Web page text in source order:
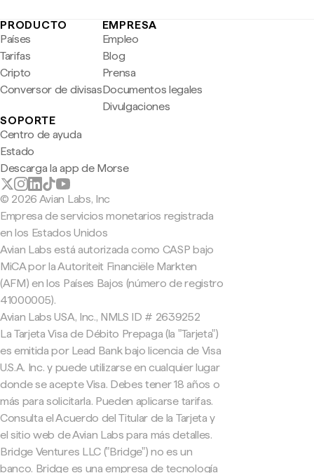
PRODUCTO
Países
Tarifas
Cripto
Conversor de divisas
EMPRESA
Empleo
Blog
Prensa
Documentos legales
Divulgaciones
SOPORTE
Centro de ayuda
Estado
Descarga la app de Morse
© 2026 Avian Labs, Inc
Empresa de servicios monetarios registrada
en los Estados Unidos
Avian Labs está autorizada como CASP bajo
MiCA por la Autoriteit Financiële Markten
(AFM) en los Países Bajos (número de registro
41000005).
Avian Labs USA, Inc., NMLS ID # 2639252
La Tarjeta Visa de Débito Prepaga (la "Tarjeta")
es emitida por Lead Bank bajo licencia de Visa
U.S.A. Inc. y puede utilizarse en cualquier lugar
donde se acepte Visa. Debes tener 18 años o
más para solicitarla. Pueden aplicarse tarifas.
Consulta el Acuerdo del Titular de la Tarjeta y
el sitio web de Avian Labs para más detalles.
Bridge Ventures LLC ("Bridge") no es un
banco. Bridge es una empresa de tecnología